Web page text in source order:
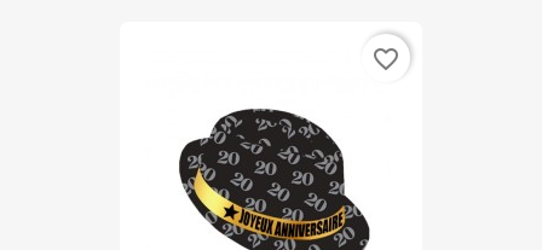
favorite_border